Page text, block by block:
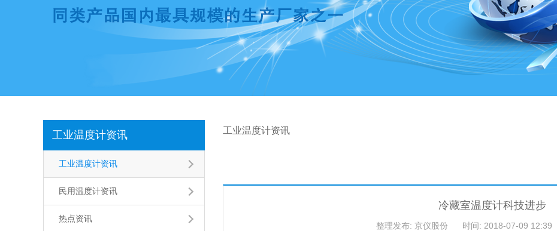
工业温度计资讯
工业温度计资讯
民用温度计资讯
热点资讯
工业温度计资讯
冷藏室温度计科技进步
整理发布: 京仪股份 时间: 2018-07-09 12:39